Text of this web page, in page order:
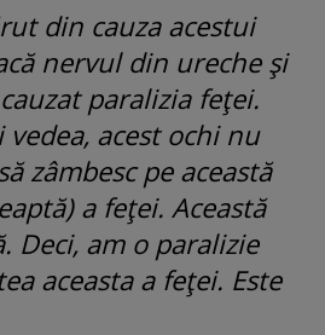
din cauza acestui
nervul din ureche şi
paralizia feţei.
acest ochi nu
zâmbesc pe această
a feţei. Această
Deci, am o paralizie
aceasta a feţei. Este